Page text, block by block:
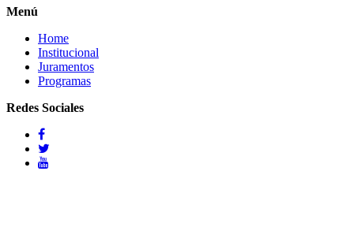
Menú
Home
Institucional
Juramentos
Programas
Redes Sociales